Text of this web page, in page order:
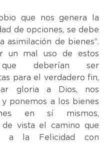
que nos genera la
de opciones, se debe
asimilación de bienes”.
un mal uso de estos
que deberían ser
para el verdadero fin,
gloria a Dios, nos
y ponemos a los bienes
en sí mismos,
de vista el camino que
a la Felicidad con